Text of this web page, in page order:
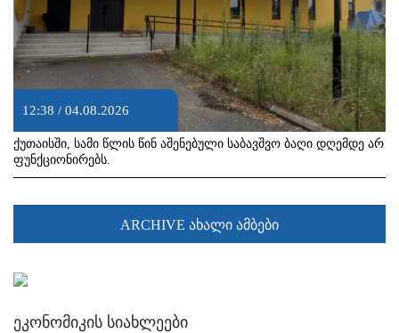
12:38 / 04.08.2026
ქუთაისში, სამი წლის წინ აშენებული საბავშვო ბაღი დღემდე არ
ფუნქციონირებს.
ARCHIVE ახალი ამბები
ეკონომიკის სიახლეები